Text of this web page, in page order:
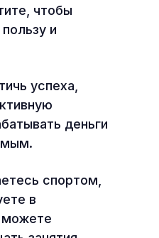
чтобы
и
успеха,
деньги
спортом,
в
можете